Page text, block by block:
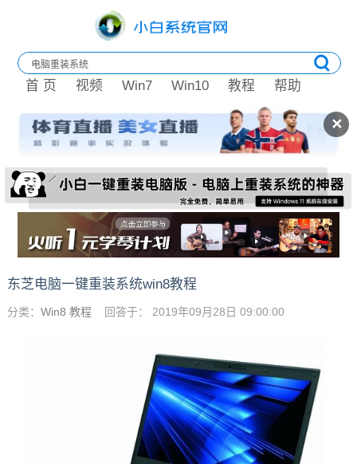
✕
首 页 视频 Win7 Win10 教程 帮助
东芝电脑一键重装系统win8教程
分类： Win8 教程 回答于： 2019年09月28日 09:00:00